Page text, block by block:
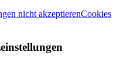
nicht akzeptierenCookies